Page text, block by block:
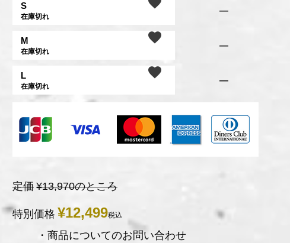
S
在庫切れ
—
M
在庫切れ
—
L
在庫切れ
—
定価 ¥13,970のところ
特別価格 ¥12,499税込
・商品についてのお問い合わせ